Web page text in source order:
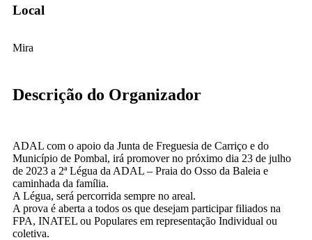
Local
Mira
Descrição do Organizador
ADAL com o apoio da Junta de Freguesia de Carriço e do
Município de Pombal, irá promover no próximo dia 23 de julho
de 2023 a 2ª Légua da ADAL – Praia do Osso da Baleia e
caminhada da família.
A Légua, será percorrida sempre no areal.
A prova é aberta a todos os que desejam participar filiados na
FPA, INATEL ou Populares em representação Individual ou
coletiva.